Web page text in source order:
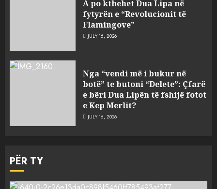
A po kthehet Dua Lipa në
fytyrën e “Revolucionit të
Flamingove”
JULY 16, 2026
Nga “vendi më i bukur në
botë” te butoni “Delete”: Çfarë
e bëri Dua Lipën të fshijë fotot
e Kep Merlit?
JULY 16, 2026
PËR TY